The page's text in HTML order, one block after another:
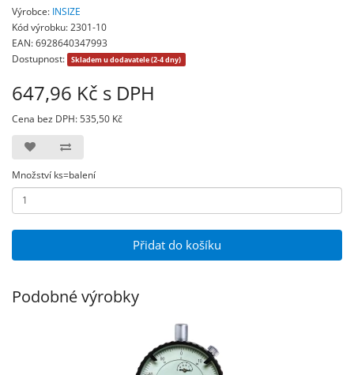
Výrobce: INSIZE
Kód výrobku: 2301-10
EAN: 6928640347993
Dostupnost:
Skladem u dodavatele (2-4 dny)
647,96 Kč s DPH
Cena bez DPH: 535,50 Kč
Množství ks=balení
Přidat do košíku
Podobné výrobky